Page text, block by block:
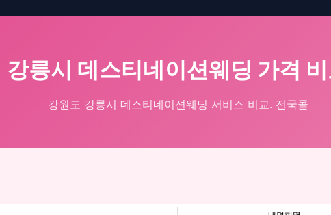
강릉시 데스티네이션웨딩 가격
강원도 강릉시 데스티네이션웨딩 서비스 비교. 전국콜